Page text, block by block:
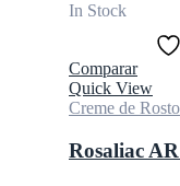
In Stock
Comparar
Quick View
Creme de Rosto
Rosaliac